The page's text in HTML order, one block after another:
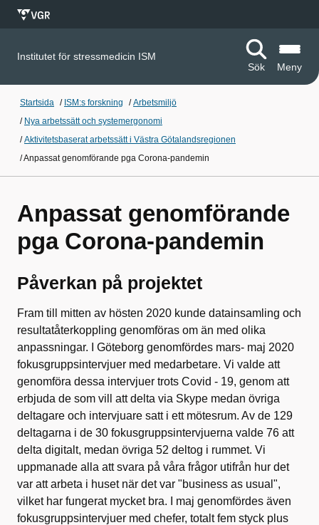
Institutet för stressmedicin ISM
Sök
Meny
Startsida / ISM:s forskning /Arbetsmiljö
/ Nya arbetssätt och systemergonomi
/Aktivitetsbaserat arbetssätt i Västra Götalandsregionen
/Anpassat genomförande pga Corona-pandemin
Anpassat genomförande
pga Corona-pandemin
Påverkan på projektet
Fram till mitten av hösten 2020 kunde datainsamling och
resultatåterkoppling genomföras om än med olika
anpassningar. I Göteborg genomfördes mars- maj 2020
fokusgruppsintervjuer med medarbetare. Vi valde att
genomföra dessa intervjuer trots Covid - 19, genom att
erbjuda de som vill att delta via Skype medan övriga
deltagare och intervjuare satt i ett mötesrum. Av de 129
deltagarna i de 30 fokusgruppsintervjuerna valde 76 att
delta digitalt, medan övriga 52 deltog i rummet. Vi
uppmanade alla att svara på våra frågor utifrån hur det
var att arbeta i huset när det var "business as usual",
vilket har fungerat mycket bra. I maj genomfördes även
fokusgruppsintervjuer med chefer, totalt fem styck plus